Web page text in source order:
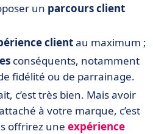
un parcours client
clientau maximum ;
conséquents, notamment
fidélité ou de parrainage.
c’est très bien. Mais avoir
à votre marque, c’est
offrirez une expérience